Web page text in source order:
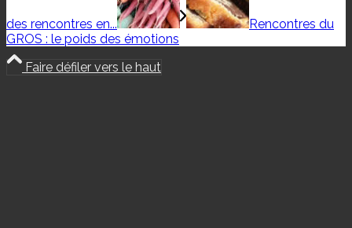
des rencontres en...
Rencontres du
GROS : le poids des émotions
Faire défiler vers le haut